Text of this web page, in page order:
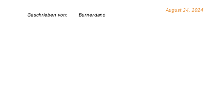
Geschrieben von: Burnerdano
August 24, 2024